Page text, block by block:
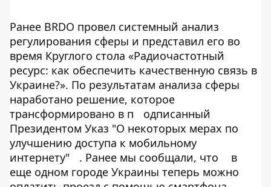
Ранее BRDO провел системный анализ
регулирования сферы и представил его во
время Круглого стола «Радиочастотный
ресурс: как обеспечить качественную связь в
Украине?». По результатам анализа сферы
наработано решение, которое
трансформировано в п
одписанный
Президентом Указ "О некоторых мерах по
улучшению доступа к мобильному
интернету"
. Ранее мы сообщали, что
в
еще одном городе Украины теперь можно